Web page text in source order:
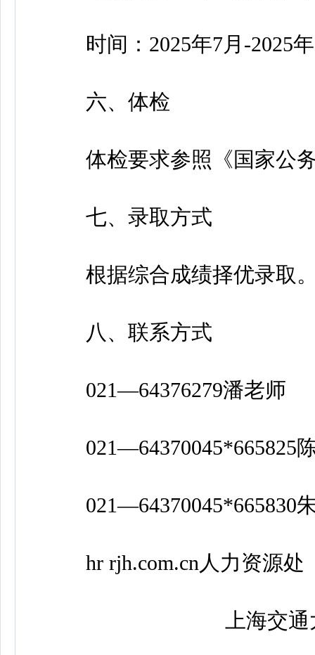
时间：2025年7月-2025
六、体检
体检要求参照《国家公务
七、录取方式
根据综合成绩择优录取
八、联系方式
021—64376279潘老师
021—64370045*665825
021—64370045*665830
hr rjh.com.cn人力资源处
上海交通大